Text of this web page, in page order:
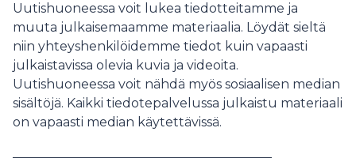
Uutishuoneessa voit lukea tiedotteitamme ja
muuta julkaisemaamme materiaalia. Löydät sieltä
niin yhteyshenkilöidemme tiedot kuin vapaasti
julkaistavissa olevia kuvia ja videoita.
Uutishuoneessa voit nähdä myös sosiaalisen median
sisältöjä. Kaikki tiedotepalvelussa julkaistu materiaali
on vapaasti median käytettävissä.